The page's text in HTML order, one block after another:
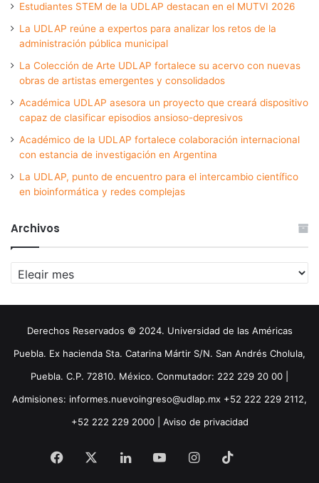
Estudiantes STEM de la UDLAP destacan en el MUTVI 2026
La UDLAP reúne a expertos para analizar los retos de la
administración pública municipal
La Colección de Arte UDLAP fortalece su acervo con nuevas
obras de artistas emergentes y consolidados
Académica UDLAP asesora un proyecto que creará dispositivo
capaz de clasificar episodios ansioso-depresivos
Académico de la UDLAP fortalece colaboración internacional
con estancia de investigación en Argentina
La UDLAP, punto de encuentro para el intercambio científico
en bioinformática y redes complejas
Archivos
Archivos
Derechos Reservados © 2024. Universidad de las Américas
Puebla. Ex hacienda Sta. Catarina Mártir S/N. San Andrés Cholula,
Puebla. C.P. 72810. México. Conmutador: 222 229 20 00 |
Admisiones: informes.nuevoingreso@udlap.mx +52 222 229 2112,
+52 222 229 2000 | Aviso de privacidad
Facebook LinkedInYouTubeInstagram